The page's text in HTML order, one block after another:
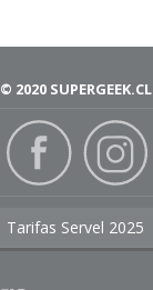
© 2020 SUPERGEEK.CL
Tarifas Servel 2025